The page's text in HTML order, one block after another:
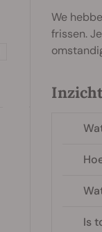
We
frissen.
Is